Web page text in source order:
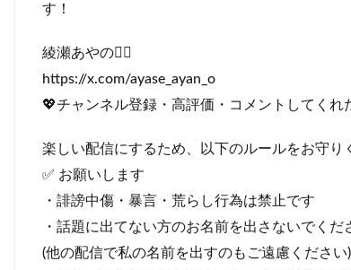
す！
綾瀬あやの🧚‍♀️
https://x.com/ayase_ayan_o
💖チャンネル登録・高評価・コメントしてくれ
楽しい配信にするため、以下のルールをお守り
✅ お願いします
・誹謗中傷・暴言・荒らし行為は禁止です
・話題に出てない方のお名前を出さないでくだ
(他の配信で私の名前を出すのもご遠慮ください)